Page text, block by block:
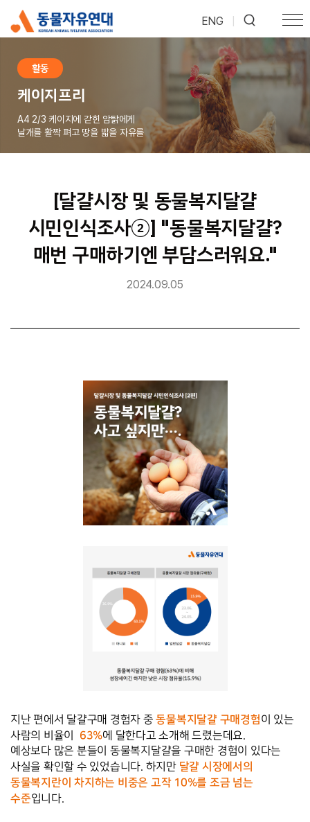
ENG
활동
케이지프리
A4 2/3 케이지에 갇힌 암탉에게
날개를 활짝 펴고 땅을 밟을 자유를
[달걀시장 및 동물복지달걀
시민인식조사②] "동물복지달걀?
매번 구매하기엔 부담스러워요."
2024.09.05
지난 편에서 달걀구매 경험자 중 동물복지달걀 구매경험이 있는
사람의 비율이
63%에 달한다고 소개해 드렸는데요.
예상보다 많은 분들이 동물복지달걀을 구매한 경험이 있다는
사실을 확인할 수 있었습니다. 하지만 달걀 시장에서의
동물복지란이 차지하는 비중은 고작 10%를 조금 넘는
수준입니다.